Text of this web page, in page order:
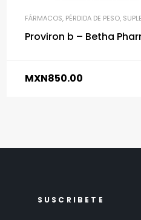
AÑADIR AL CARRITO
FÁRMACOS, PÉRDIDA DE PESO,
Proviron b – Betha
MXN850.00
SUSCRIBETE